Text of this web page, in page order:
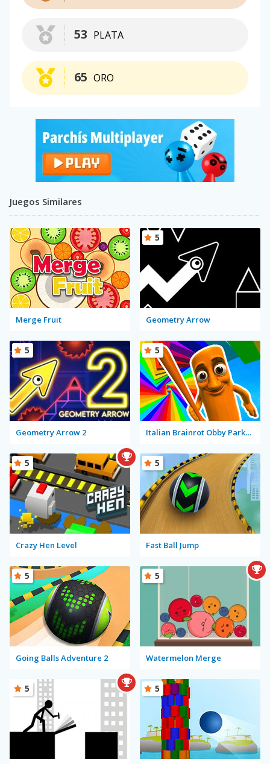
PLATA
53
ORO
65
Juegos Similares
Merge Fruit Geometry Arrow
5
Geometry Arrow 2
5
Italian Brainrot Obby Parkour
5
Crazy Hen Level
5
Fast Ball Jump
5
Going Balls Adventure 2
5
Watermelon Merge
5
5 5